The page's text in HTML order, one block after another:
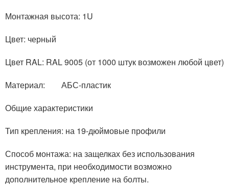
Монтажная высота: 1U
Цвет: черный
Цвет RAL: RAL 9005 (от 1000 штук возможен любой цвет)
Материал: АБС-пластик
Общие характеристики
Тип крепления: на 19-дюймовые профили
Способ монтажа: на защелках без использования
инструмента, при необходимости возможно
дополнительное крепление на болты.